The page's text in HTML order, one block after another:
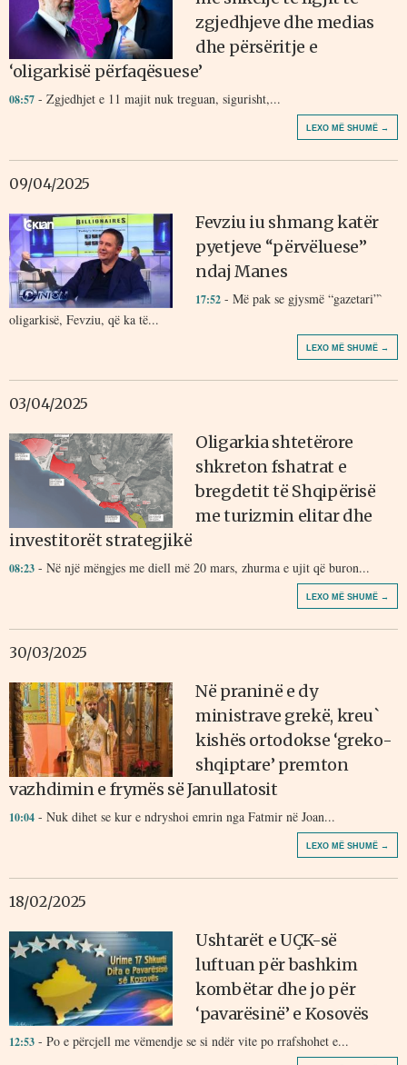
zgjedhjeve dhe medias
dhe përsëritje e
‘oligarkisë përfaqësuese’
08:57 - Zgjedhjet e 11 majit nuk treguan, sigurisht,...
LEXO MË SHUMË →
09/04/2025
Fevziu iu shmang katër
pyetjeve “përvëluese”
ndaj Manes
17:52 - Më pak se gjysmë “gazetari”`
oligarkisë, Fevziu, që ka të...
LEXO MË SHUMË →
03/04/2025
Oligarkia shtetërore
shkreton fshatrat e
bregdetit të Shqipërisë
me turizmin elitar dhe
investitorët strategjikë
08:23 - Në një mëngjes me diell më 20 mars, zhurma e ujit që buron...
LEXO MË SHUMË →
30/03/2025
Në praninë e dy
ministrave grekë, kreu`
kishës ortodokse ‘greko-
shqiptare’ premton
vazhdimin e frymës së Janullatosit
10:04 - Nuk dihet se kur e ndryshoi emrin nga Fatmir në Joan...
LEXO MË SHUMË →
18/02/2025
Ushtarët e UÇK-së
luftuan për bashkim
kombëtar dhe jo për
‘pavarësinë’ e Kosovës
12:53 - Po e përcjell me vëmendje se si ndër vite po rrafshohet e...